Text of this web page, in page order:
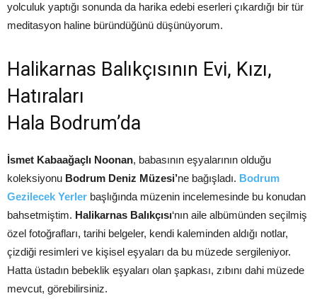
yolculuk yaptığı sonunda da harika edebi eserleri çıkardığı bir tür
meditasyon haline büründüğünü düşünüyorum.
Halikarnas Balıkçısının Evi, Kızı,
Hatıraları
Hala Bodrum’da
İsmet Kabaağaçlı Noonan, babasının eşyalarının olduğu
koleksiyonu Bodrum Deniz Müzesi’ne bağışladı. Bodrum
Gezilecek Yerler başlığında müzenin incelemesinde bu konudan
bahsetmiştim. Halikarnas Balıkçısı‘nın aile albümünden seçilmiş
özel fotoğrafları, tarihi belgeler, kendi kaleminden aldığı notlar,
çizdiği resimleri ve kişisel eşyaları da bu müzede sergileniyor.
Hatta üstadın bebeklik eşyaları olan şapkası, zıbını dahi müzede
mevcut, görebilirsiniz.